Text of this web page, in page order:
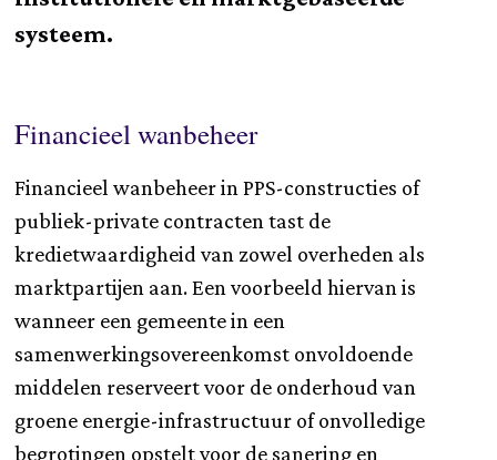
systeem.
Financieel wanbeheer
Financieel wanbeheer in PPS-constructies of
publiek-private contracten tast de
kredietwaardigheid van zowel overheden als
marktpartijen aan. Een voorbeeld hiervan is
wanneer een gemeente in een
samenwerkingsovereenkomst onvoldoende
middelen reserveert voor de onderhoud van
groene energie-infrastructuur of onvolledige
begrotingen opstelt voor de sanering en